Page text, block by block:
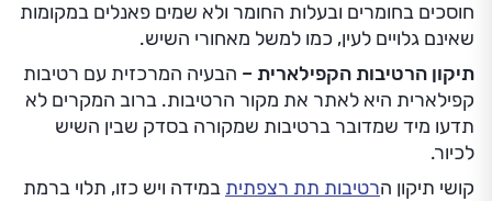
חוסכים בחומרים ובעלות החומר ולא שמים פאנלים במקומות
שאינם גלויים לעין, כמו למשל מאחורי השיש.
תיקון הרטיבות הקפילארית – הבעיה המרכזית עם רטיבות
קפילארית היא לאתר את מקור הרטיבות. ברוב המקרים לא
תדעו מיד שמדובר ברטיבות שמקורה בסדק שבין השיש
לכיור.
קושי תיקון הרטיבות תת רצפתית במידה ויש כזו, תלוי ברמת